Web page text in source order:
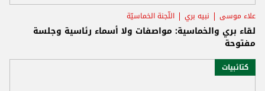
علاء موسى نبيه بري اللّجنة الخماسيّة
لقاء بري والخماسية: مواصفات ولا أسماء رئاسية وجلسة
مفتوحة
كتائبيات